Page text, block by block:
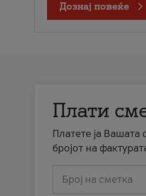
Дознај повеќе
Плати
Платете ја Вашата
бројот на
Број на сметка